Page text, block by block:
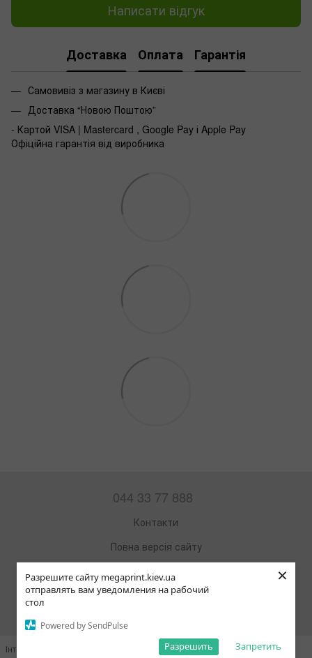
Разрешите сайту megaprint.kiev.ua
отправлять вам уведомления на рабочий
стол
Powered by SendPulse
Запретить
Разрешить
×
Написати відгук
Доставка Оплата Гарантія
Самовивіз з магазину в Києві
Доставка “Новою Поштою”
- Картой VISA | Mastercard , Google Pay і Apple Pay
Офіційна гарантія від виробника
044 33 77 888
Контакти
Повна версія сайту
Мапа сайту
© 2002—2026
Інтернет-магазин створений з Хорошоп